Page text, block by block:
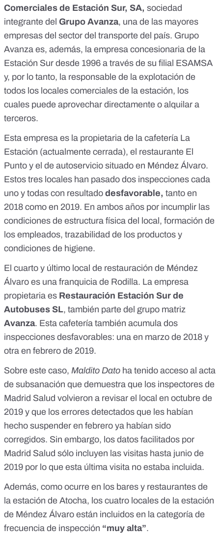
Comerciales de Estación Sur, SA, sociedad
integrante del Grupo Avanza, una de las mayores
empresas del sector del transporte del país. Grupo
Avanza es, además, la empresa concesionaria de la
Estación Sur desde 1996 a través de su filial ESAMSA
y, por lo tanto, la responsable de la explotación de
todos los locales comerciales de la estación, los
cuales puede aprovechar directamente o alquilar a
terceros.
Esta empresa es la propietaria de la cafetería La
Estación (actualmente cerrada), el restaurante El
Punto y el de autoservicio situado en Méndez Álvaro.
Estos tres locales han pasado dos inspecciones cada
uno y todas con resultado desfavorable, tanto en
2018 como en 2019. En ambos años por incumplir las
condiciones de estructura física del local, formación de
los empleados, trazabilidad de los productos y
condiciones de higiene.
El cuarto y último local de restauración de Méndez
Álvaro es una franquicia de Rodilla. La empresa
propietaria es Restauración Estación Sur de
Autobuses SL, también parte del grupo matriz
Avanza. Esta cafetería también acumula dos
inspecciones desfavorables: una en marzo de 2018 y
otra en febrero de 2019.
Sobre este caso, Maldito Dato ha tenido acceso al acta
de subsanación que demuestra que los inspectores de
Madrid Salud volvieron a revisar el local en octubre de
2019 y que los errores detectados que les habían
hecho suspender en febrero ya habían sido
corregidos. Sin embargo, los datos facilitados por
Madrid Salud sólo incluyen las visitas hasta junio de
2019 por lo que esta última visita no estaba incluida.
Además, como ocurre en los bares y restaurantes de
la estación de Atocha, los cuatro locales de la estación
de Méndez Álvaro están incluidos en la categoría de
frecuencia de inspección “muy alta”.